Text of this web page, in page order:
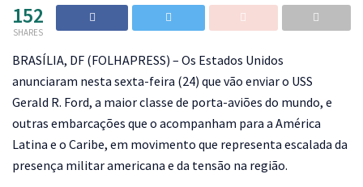
152
SHARES
BRASÍLIA, DF (FOLHAPRESS) – Os Estados Unidos
anunciaram nesta sexta-feira (24) que vão enviar o USS
Gerald R. Ford, a maior classe de porta-aviões do mundo, e
outras embarcações que o acompanham para a América
Latina e o Caribe, em movimento que representa escalada da
presença militar americana e da tensão na região.